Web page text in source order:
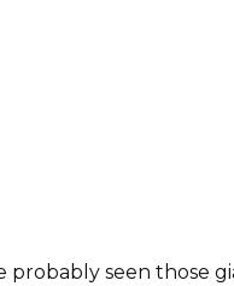
probably seen those